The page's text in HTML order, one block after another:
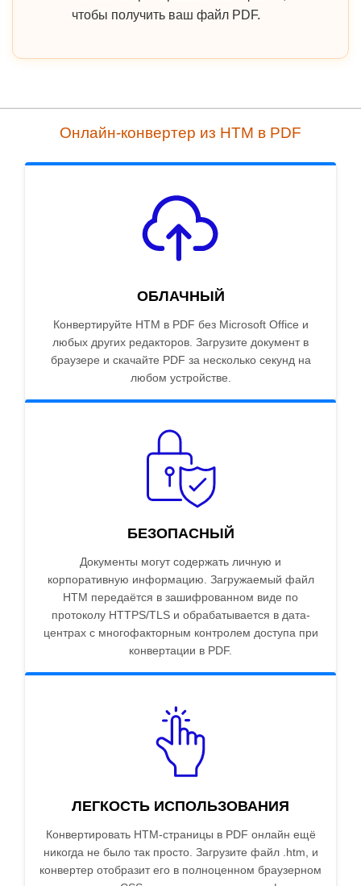
чтобы получить ваш файл PDF.
Онлайн-конвертер из HTM в PDF
ОБЛАЧНЫЙ
Конвертируйте HTM в PDF без Microsoft Office и
любых других редакторов. Загрузите документ в
браузере и скачайте PDF за несколько секунд на
любом устройстве.
БЕЗОПАСНЫЙ
Документы могут содержать личную и
корпоративную информацию. Загружаемый файл
HTM передаётся в зашифрованном виде по
протоколу HTTPS/TLS и обрабатывается в дата-
центрах с многофакторным контролем доступа при
конвертации в PDF.
ЛЕГКОСТЬ ИСПОЛЬЗОВАНИЯ
Конвертировать HTM-страницы в PDF онлайн ещё
никогда не было так просто. Загрузите файл .htm, и
конвертер отобразит его в полноценном браузерном